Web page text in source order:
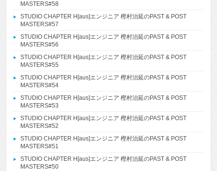
MASTERS#58
STUDIO CHAPTER H[aus]エンジニア 樫村治延のPAST & POST
MASTERS#57
STUDIO CHAPTER H[aus]エンジニア 樫村治延のPAST & POST
MASTERS#56
STUDIO CHAPTER H[aus]エンジニア 樫村治延のPAST & POST
MASTERS#55
STUDIO CHAPTER H[aus]エンジニア 樫村治延のPAST & POST
MASTERS#54
STUDIO CHAPTER H[aus]エンジニア 樫村治延のPAST & POST
MASTERS#53
STUDIO CHAPTER H[aus]エンジニア 樫村治延のPAST & POST
MASTERS#52
STUDIO CHAPTER H[aus]エンジニア 樫村治延のPAST & POST
MASTERS#51
STUDIO CHAPTER H[aus]エンジニア 樫村治延のPAST & POST
MASTERS#50